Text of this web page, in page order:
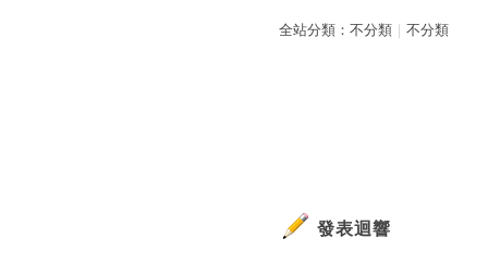
全站分類： 不分類 不分類
發表迴響